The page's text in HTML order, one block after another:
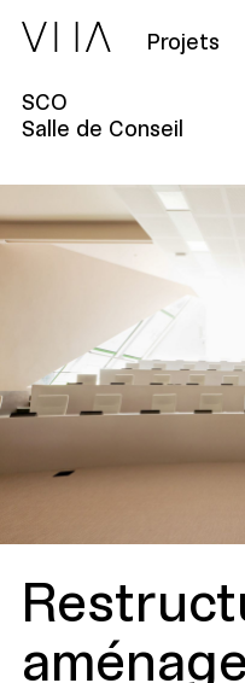
Projets
SCO
Salle de Conseil